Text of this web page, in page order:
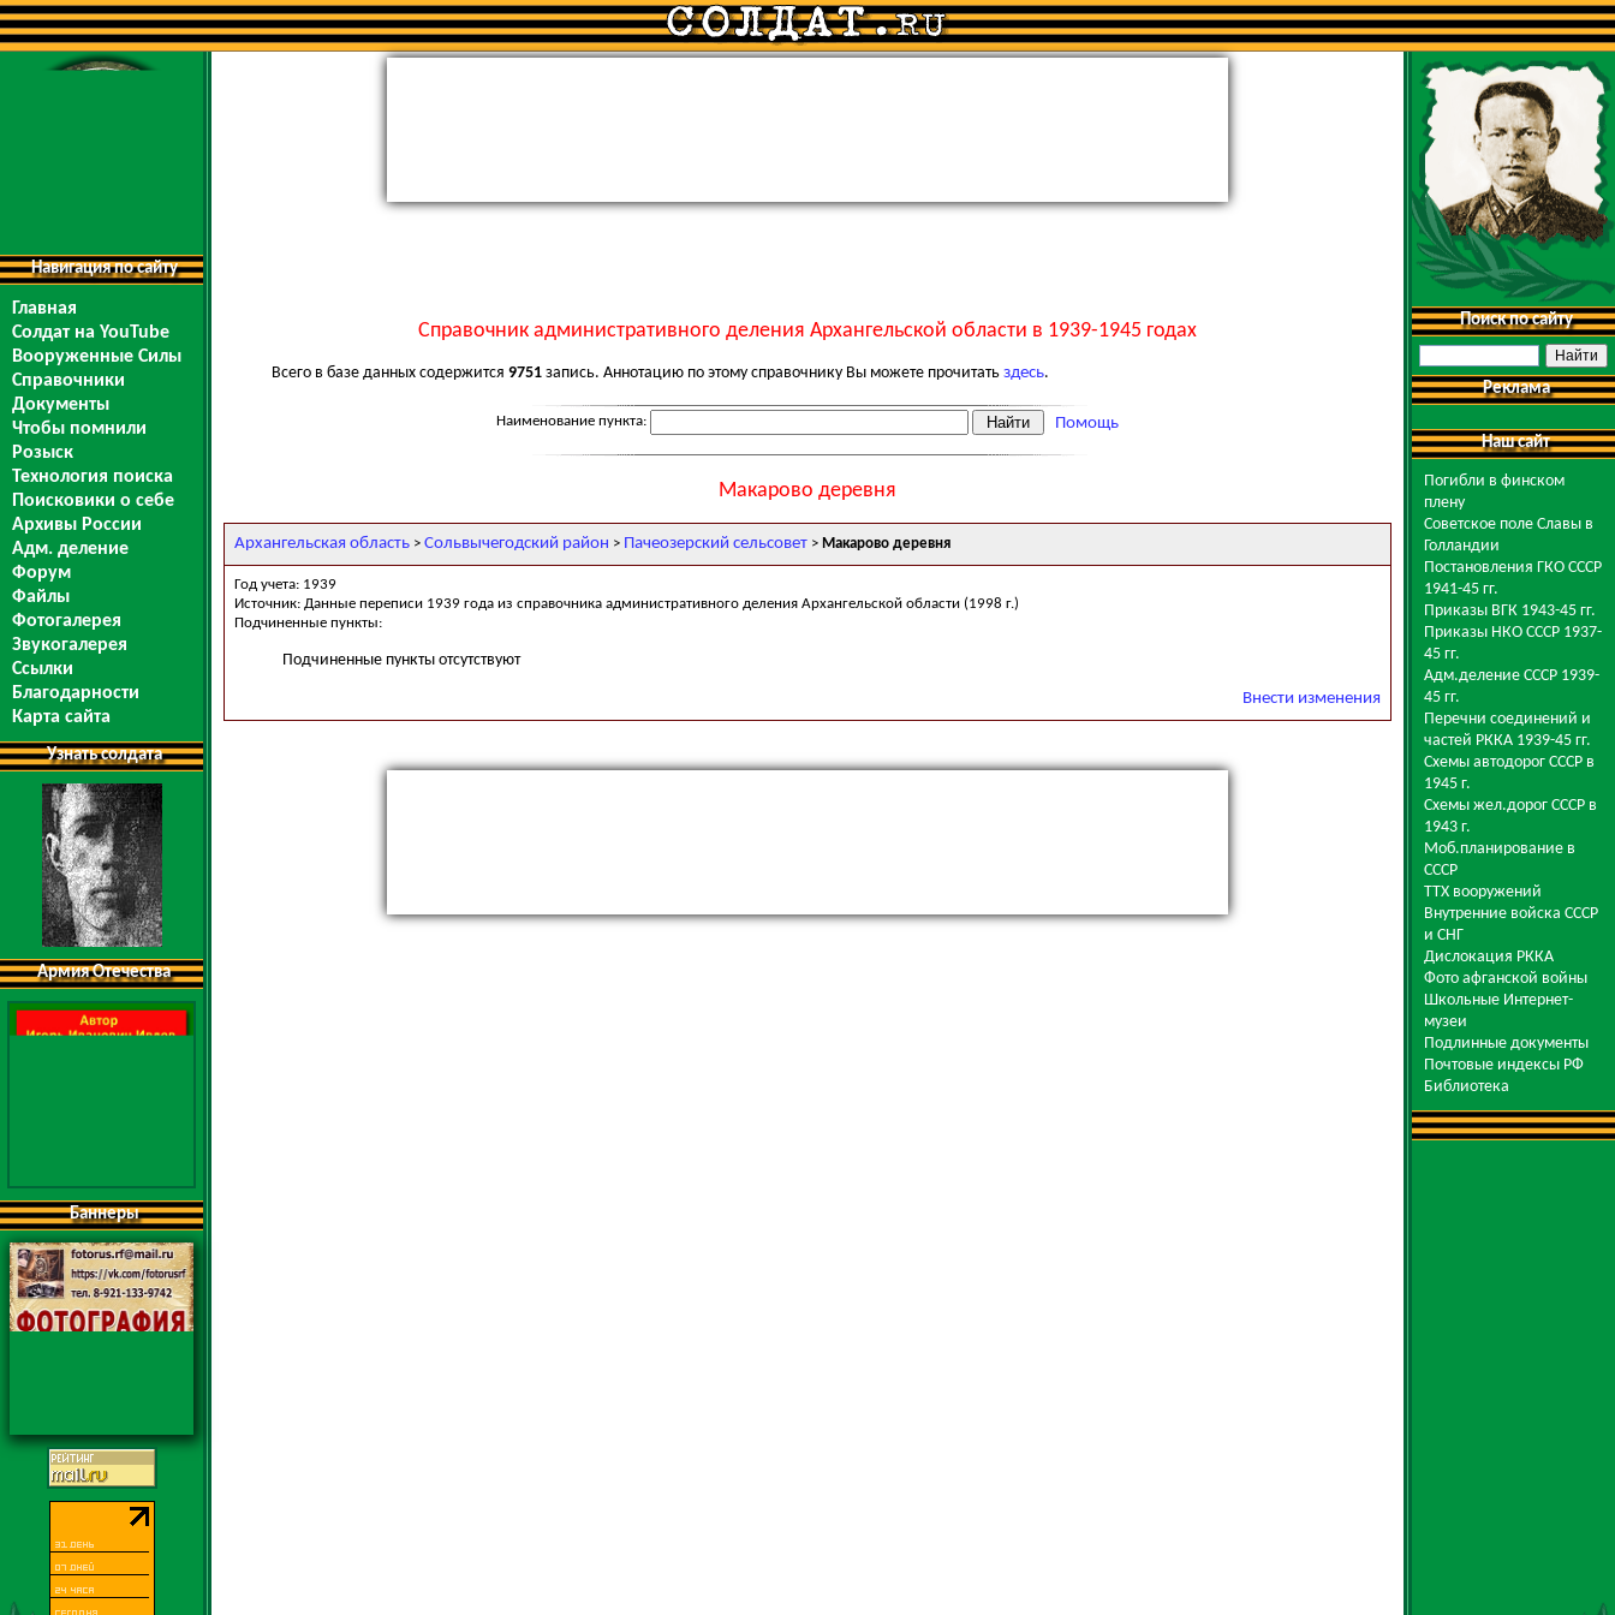
Навигация по сайту
Главная
Солдат на YouTube
Вооруженные Силы
Справочники
Документы
Чтобы помнили
Розыск
Технология поиска
Поисковики о себе
Архивы России
Адм. деление
Форум
Файлы
Фотогалерея
Звукогалерея
Ссылки
Благодарности
Карта сайта
Узнать солдата
Армия Отечества
Баннеры
Справочник административного деления Архангельской области в 1939-1945 годах
Всего в базе данных содержится 9751 запись. Аннотацию по этому справочнику Вы можете прочитать здесь.
Наименование пункта: Помощь
Макарово деревня
Архангельская область > Сольвычегодский район > Пачеозерский сельсовет > Макарово деревня
Год учета: 1939
Источник: Данные переписи 1939 года из справочника административного деления Архангельской области (1998 г.)
Подчиненные пункты:
Подчиненные пункты отсутствуют
Внести изменения
Поиск по сайту
Реклама
Наш сайт
Погибли в финском
плену
Советское поле Славы в
Голландии
Постановления ГКО СССР
1941-45 гг.
Приказы ВГК 1943-45 гг.
Приказы НКО СССР 1937-
45 гг.
Адм.деление СССР 1939-
45 гг.
Перечни соединений и
частей РККА 1939-45 гг.
Схемы автодорог СССР в
1945 г.
Схемы жел.дорог СССР в
1943 г.
Моб.планирование в
СССР
ТТХ вооружений
Внутренние войска СССР
и СНГ
Дислокация РККА
Фото афганской войны
Школьные Интернет-
музеи
Подлинные документы
Почтовые индексы РФ
Библиотека